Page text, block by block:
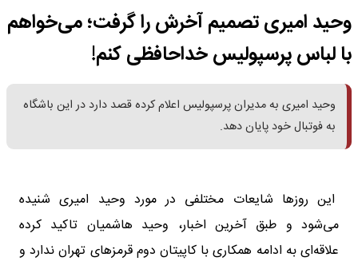
وحید امیری تصمیم آخرش را گرفت؛ می‌خواهم
با لباس پرسپولیس خداحافظی کنم!
وحید امیری به مدیران پرسپولیس اعلام کرده قصد دارد در این باشگاه
به فوتبال خود پایان دهد.
این روزها شایعات مختلفی در مورد وحید امیری شنیده
می‌شود و طبق آخرین اخبار، وحید هاشمیان تاکید کرده
علاقه‌ای به ادامه همکاری با کاپیتان دوم قرمزهای تهران ندارد و